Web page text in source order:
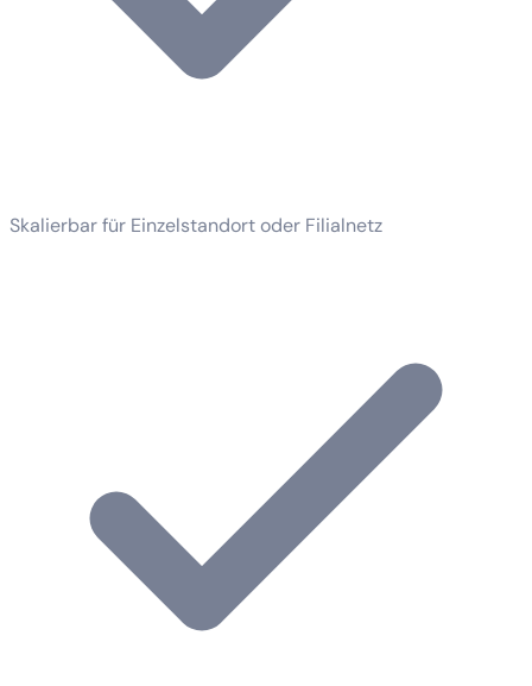
Skalierbar für Einzelstandort oder Filialnetz